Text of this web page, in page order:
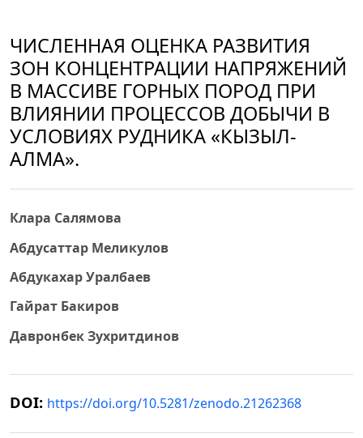
ЧИСЛЕННАЯ ОЦЕНКА РАЗВИТИЯ
ЗОН КОНЦЕНТРАЦИИ НАПРЯЖЕНИЙ
В МАССИВЕ ГОРНЫХ ПОРОД ПРИ
ВЛИЯНИИ ПРОЦЕССОВ ДОБЫЧИ В
УСЛОВИЯХ РУДНИКА «КЫЗЫЛ-
АЛМА».
Клара Салямова
Абдусаттар Меликулов
Абдукахар Уралбаев
Гайрат Бакиров
Давронбек Зухритдинов
DOI: https://doi.org/10.5281/zenodo.21262368